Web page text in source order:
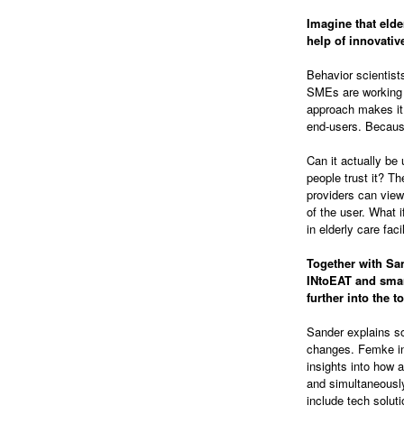
Imagine that
help of
Behavior
SMEs are
approach makes
end-users.
Can it actually be
people trust it?
providers can
of the user. What
in elderly care
Together with
INtoEAT and
further into the
Sander explains
changes. Femke
insights into how
and
include tech